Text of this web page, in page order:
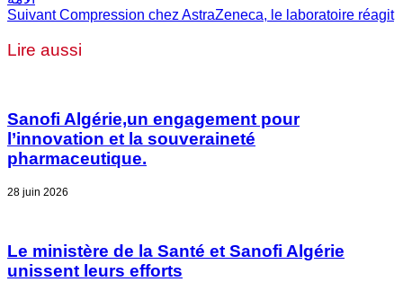
SuivantCompression chez AstraZeneca, le laboratoire réagit
Lire aussi
Sanofi Algérie,un engagement pour
l’innovation et la souveraineté
pharmaceutique.
28 juin 2026
Le ministère de la Santé et Sanofi Algérie
unissent leurs efforts